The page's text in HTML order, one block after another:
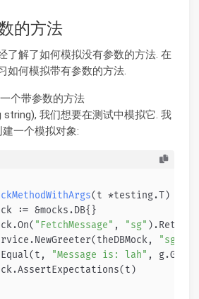
的方法
了解了如何模拟没有参数的方法. 在
如何模拟带有参数的方法.
个带参数的方法
我们想要在测试中模拟它. 我
一个模拟对象:
(t *testing.T)
:= &mocks.DB{}
"FetchMessage" , "sg" ).Return(
"sg"
"Message is: lah" ,